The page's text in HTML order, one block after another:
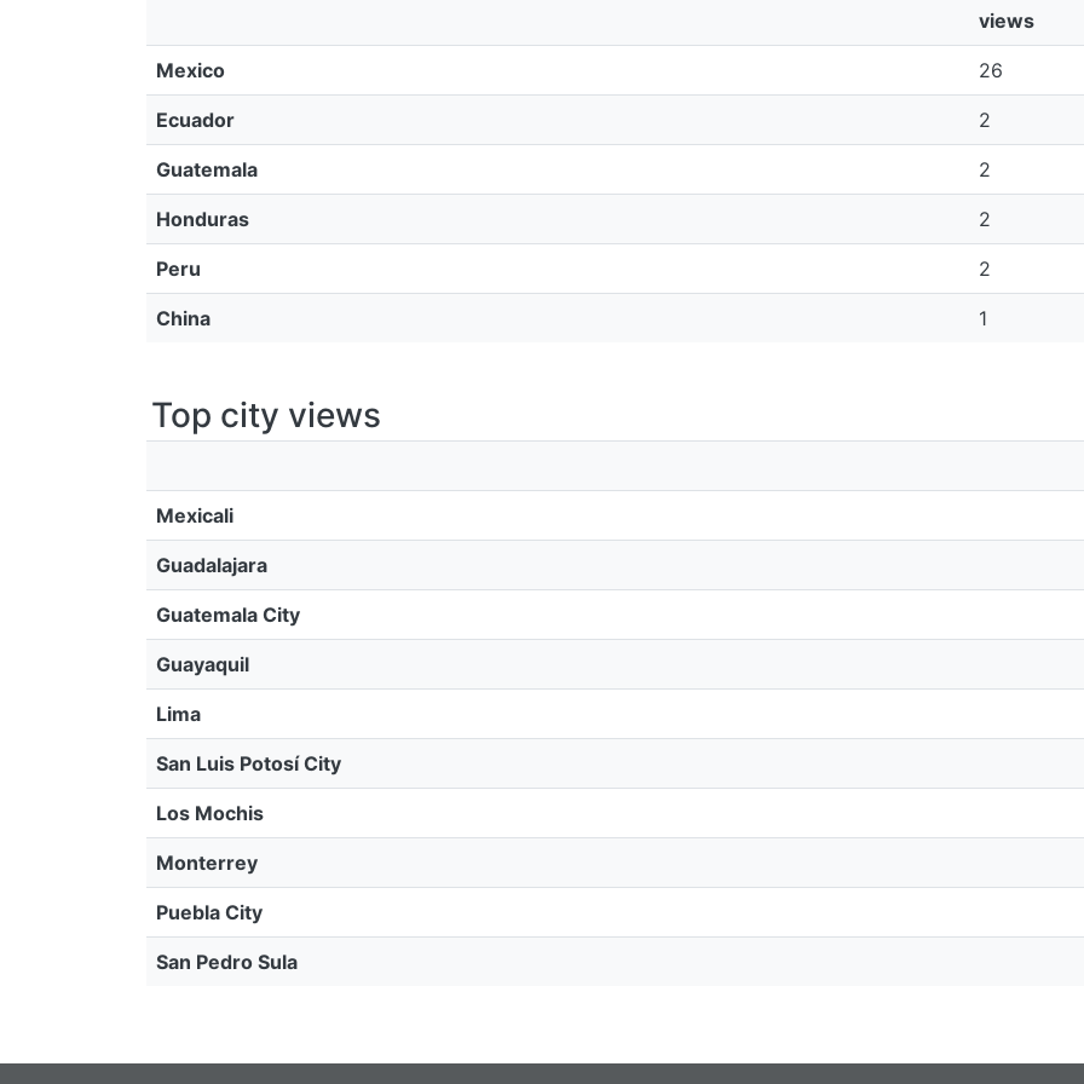
views
Mexico 26
Ecuador 2
Guatemala 2
Honduras 2
Peru 2
China 1
Top city views
Mexicali
Guadalajara
Guatemala City
Guayaquil
Lima
San Luis Potosí City
Los Mochis
Monterrey
Puebla City
San Pedro Sula